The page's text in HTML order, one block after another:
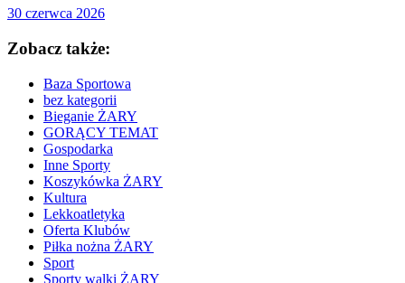
30 czerwca 2026
Zobacz także:
Baza Sportowa
bez kategorii
Bieganie ŻARY
GORĄCY TEMAT
Gospodarka
Inne Sporty
Koszykówka ŻARY
Kultura
Lekkoatletyka
Oferta Klubów
Piłka nożna ŻARY
Sport
Sporty walki ŻARY